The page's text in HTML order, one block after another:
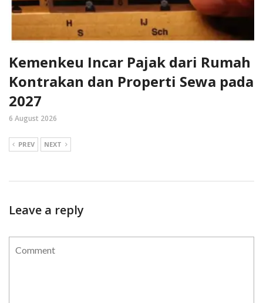
Kemenkeu Incar Pajak dari Rumah
Kontrakan dan Properti Sewa pada
2027
6 August 2026
PREV NEXT
Leave a reply